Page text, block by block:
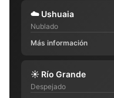
☁️ Ushuaia
Nublado
Más información
☀️ Río Grande
Despejado